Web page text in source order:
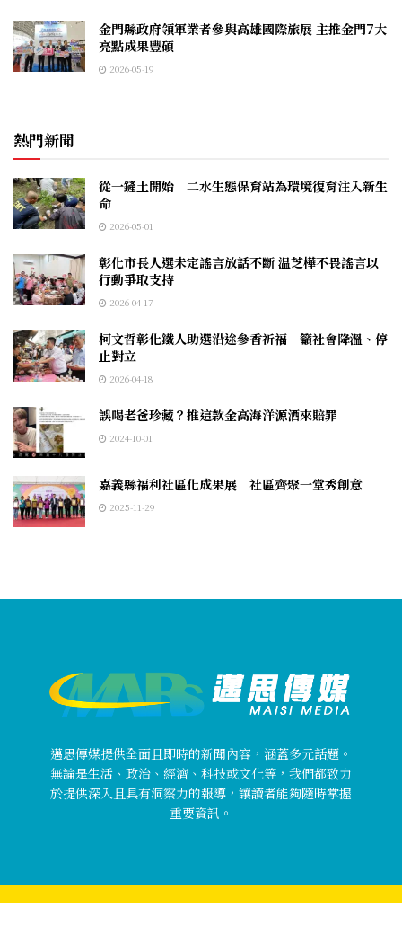
金門縣政府領軍業者參與高雄國際旅展 主推金門7大
亮點成果豐碩
2026-05-19
熱門新聞
從一鏟土開始 二水生態保育站為環境復育注入新生
命
2026-05-01
彰化市長人選未定謠言放話不斷 温芝樺不畏謠言以
行動爭取支持
2026-04-17
柯文哲彰化鐵人助選沿途參香祈福 籲社會降溫、停
止對立
2026-04-18
誤喝老爸珍藏？推這款金高海洋源酒來賠罪
2024-10-01
嘉義縣福利社區化成果展 社區齊聚一堂秀創意
2025-11-29
邁思傳媒提供全面且即時的新聞內容，涵蓋多元話題。
無論是生活、政治、經濟、科技或文化等，我們都致力
於提供深入且具有洞察力的報導，讓讀者能夠隨時掌握
重要資訊。